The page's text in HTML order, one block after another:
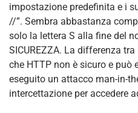
impostazione predefinita e i
//”. Sembra abbastanza
solo la lettera S alla fine del
SICUREZZA. La differenza tra
che HTTP non è sicuro e può
eseguito un attacco man-in-
intercettazione per accedere